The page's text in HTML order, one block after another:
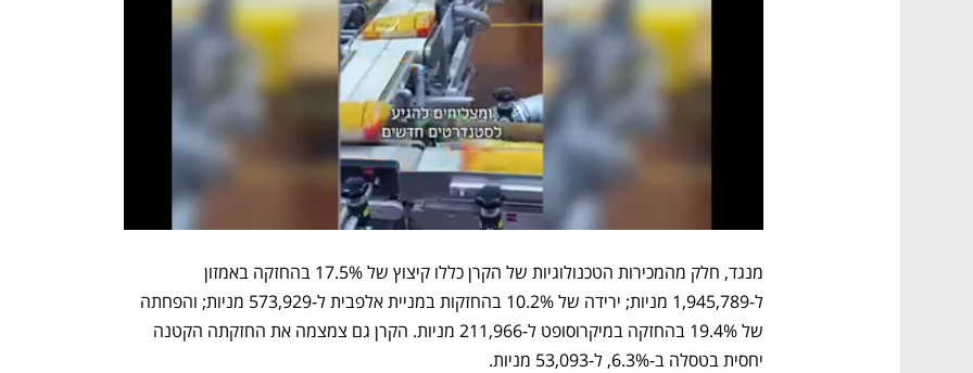
יחסית בטסלה ב-6.3%, ל-53,093 מניות.